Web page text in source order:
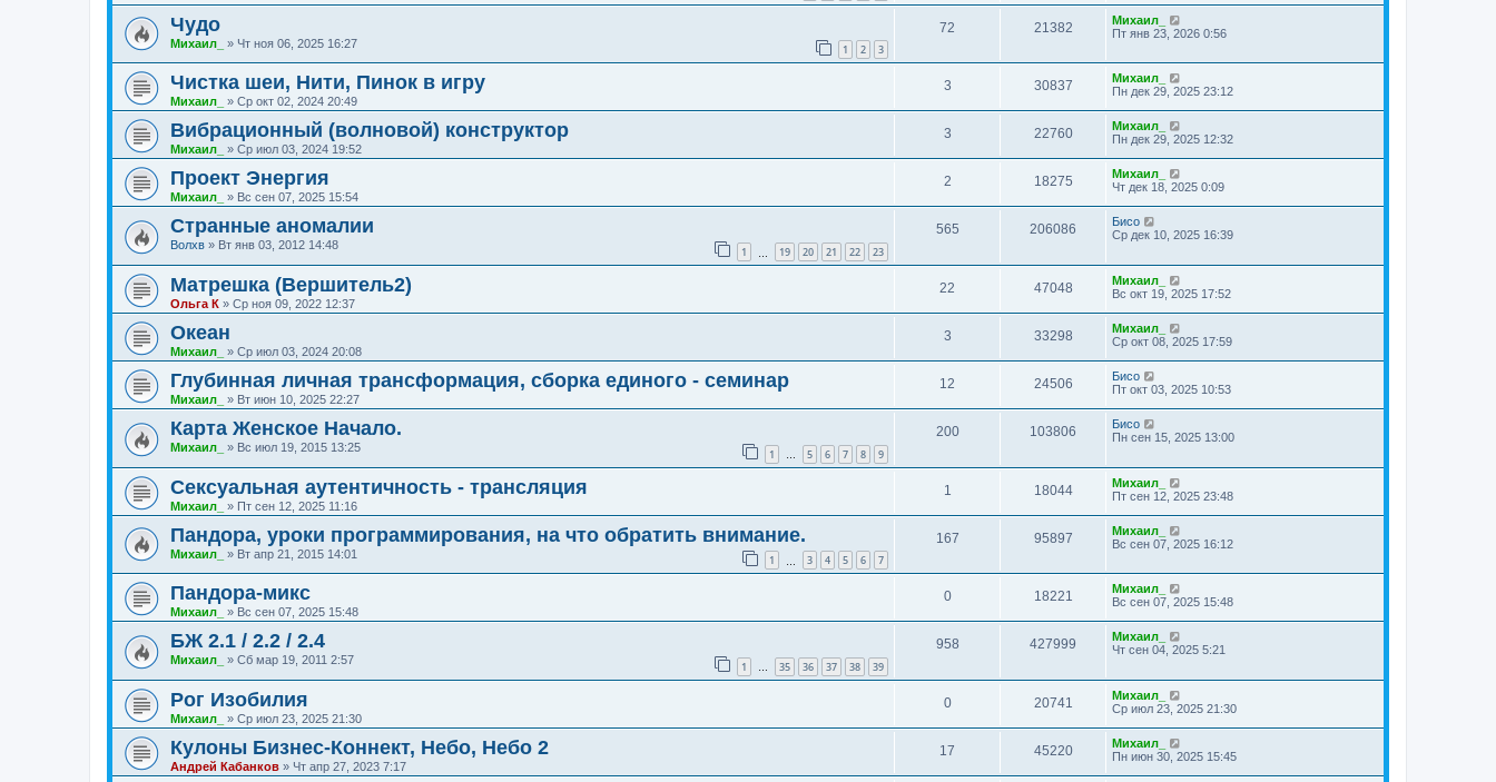
Чудо
Михаил_ » Чт ноя 06, 2025 16:27 1 2 3
72 21382
Михаил_
Пт янв 23, 2026 0:56
Чистка шеи, Нити, Пинок в игру
Михаил_ » Ср окт 02, 2024 20:49
3 30837
Михаил_
Пн дек 29, 2025 23:12
Вибрационный (волновой) конструктор
Михаил_ » Ср июл 03, 2024 19:52
3 22760
Михаил_
Пн дек 29, 2025 12:32
Проект Энергия
Михаил_ » Вс сен 07, 2025 15:54
2 18275
Михаил_
Чт дек 18, 2025 0:09
Странные аномалии
Волхв » Вт янв 03, 2012 14:48 1 19 20 21 22 23
565 206086
Бисо
Ср дек 10, 2025 16:39
Матрешка (Вершитель2)
Ольга К » Ср ноя 09, 2022 12:37
22 47048
Михаил_
Вс окт 19, 2025 17:52
Океан
Михаил_ » Ср июл 03, 2024 20:08
3 33298
Михаил_
Ср окт 08, 2025 17:59
Глубинная личная трансформация, сборка единого - семинар
Михаил_ » Вт июн 10, 2025 22:27
12 24506
Бисо
Пт окт 03, 2025 10:53
Карта Женское Начало.
Михаил_ » Вс июл 19, 2015 13:25 1 … 5 6 7 8 9
200 103806
Бисо
Пн сен 15, 2025 13:00
Сексуальная аутентичность - трансляция
Михаил_ » Пт сен 12, 2025 11:16
1 18044
Михаил_
Пт сен 12, 2025 23:48
Пандора, уроки программирования, на что обратить внимание.
Михаил_ » Вт апр 21, 2015 14:01 1 3 4 5 6 7
167 95897
Михаил_
Вс сен 07, 2025 16:12
Пандора-микс
Михаил_ » Вс сен 07, 2025 15:48
0 18221
Михаил_
Вс сен 07, 2025 15:48
БЖ 2.1 / 2.2 / 2.4
Михаил_ » Сб мар 19, 2011 2:57 1 … 35 36 37 38 39
958 427999
Михаил_
Чт сен 04, 2025 5:21
Рог Изобилия
Михаил_ » Ср июл 23, 2025 21:30
0 20741
Михаил_
Ср июл 23, 2025 21:30
Кулоны Бизнес-Коннект, Небо, Небо 2
Андрей Кабанков » Чт апр 27, 2023 7:17
17 45220
Михаил_
Пн июн 30, 2025 15:45